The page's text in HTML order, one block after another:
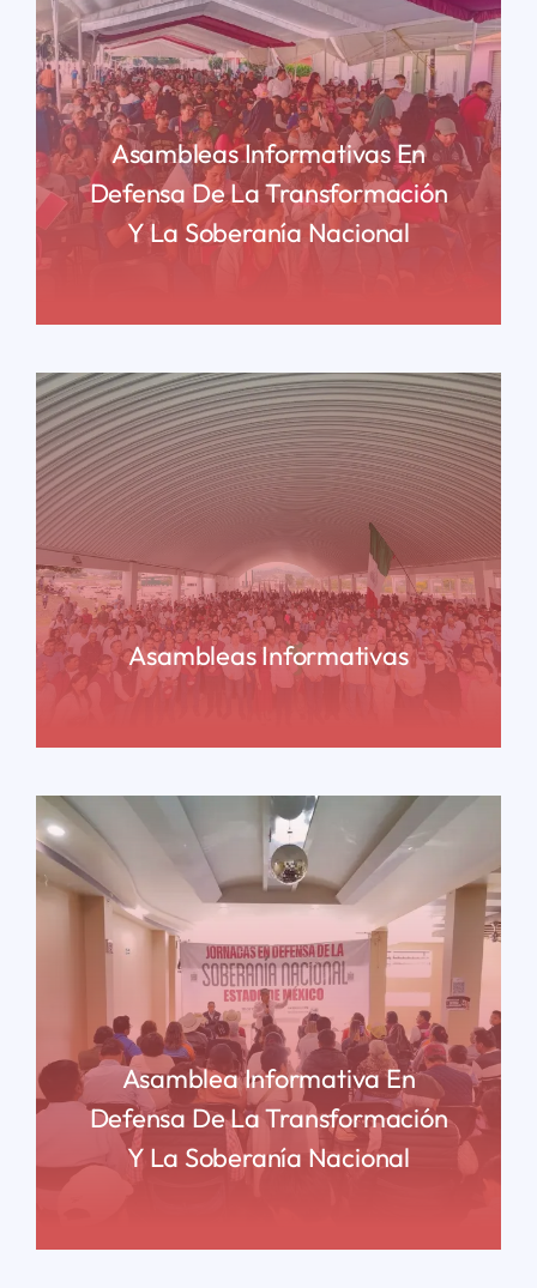
Asambleas Informativas En
Defensa De La Transformación
Y La Soberanía Nacional
Asambleas Informativas
Asamblea Informativa En
Defensa De La Transformación
Y La Soberanía Nacional